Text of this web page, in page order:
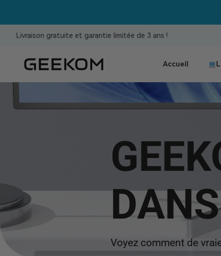
Livraison gratuite et garantie limitée de 3 ans !
Accueil
Voyez comment de